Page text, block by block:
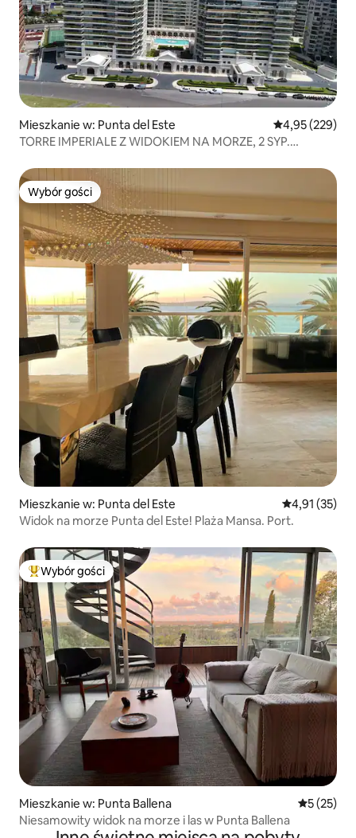
Mieszkanie w: Punta del Este Średnia
4,95 (229)
TORRE IMPERIALE Z WIDOKIEM NA MORZE, 2 SYP.
Wybór gości
Wybór gości
Mieszkanie w: Punta del Este Średnia
4,91 (35)
Widok na morze Punta del Este! Plaża Mansa. Port.
Najpopularniejsze z kategorii Wybór gości
Wybór gości
Mieszkanie w: Punta Ballena Średnia
5 (25)
Niesamowity widok na morze i las w Punta Ballena